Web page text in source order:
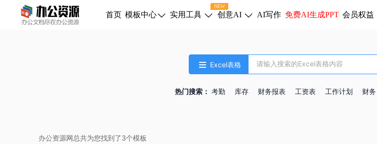
首页 模板中心
NEW
实用工具 创意AI AI写作 免费AI生成PPT 会员权益
Excel表格
热门搜索： 考勤 库存 财务报表 工资表 工作计划 财务
办公资源网总共为您找到了3个模板